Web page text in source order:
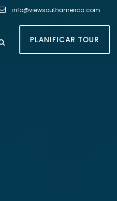
info@viewsouthamerica.com
PLANIFICAR TOUR